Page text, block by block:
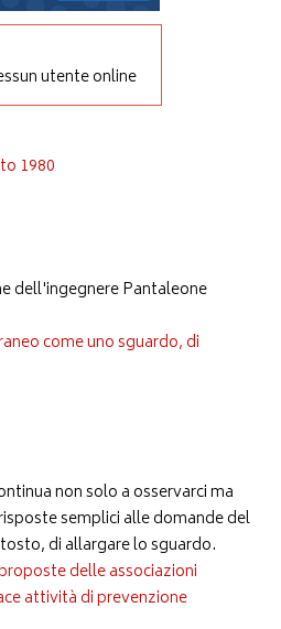
utente online
1980
dell'ingegnere Pantaleone
come uno sguardo, di
non solo a osservarci ma
semplici alle domande del
di allargare lo sguardo.
delle associazioni
attività di prevenzione